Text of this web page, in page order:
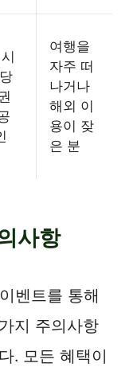
여행을
자주 떠
나거나
해외 이
용이 잦
은 분
사항
벤트를 통해
지 주의사항
. 모든 혜택이